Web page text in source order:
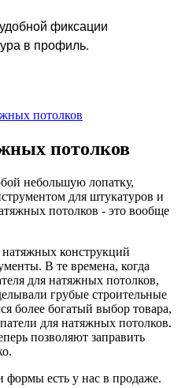
фиксации
в профиль.
потолков
потолков
небольшую лопатку,
для штукатуров и
потолков - это вообще
конструкций
В те времена, когда
для натяжных потолков,
грубые строительные
более богатый выбор товара,
для натяжных потолков.
позволяют заправить
формы есть у нас в продаже.